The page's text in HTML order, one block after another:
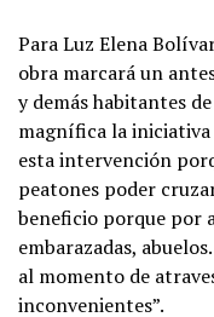
Para Luz Elena
obra marcará un
y demás habitantes
magnífica la
esta intervención
peatones poder
beneficio porque por
embarazadas,
al momento de
inconvenientes”.